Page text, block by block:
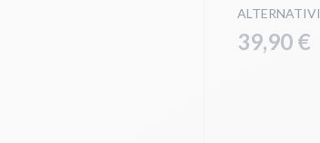
ALTERNATIVI
39,90 €